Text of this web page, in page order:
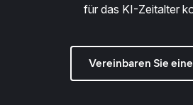
für das KI-Zeitalter
Vereinbaren Sie